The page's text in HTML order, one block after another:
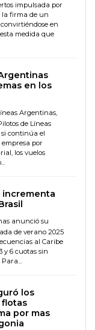
impulsada por
la firma de un
en
medida que
en los
Argentinas,
de Líneas
si continúa el
por
los vuelos
incrementa
anunció su
de verano 2025
al Caribe
y 6 cuotas sin
los
por mas